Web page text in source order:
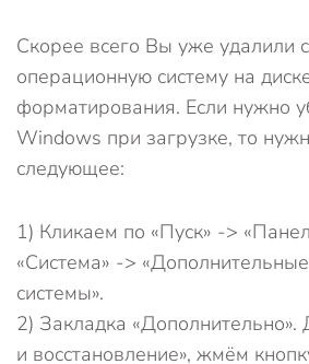
Скорее всего Вы уже удалили
операционную систему на
форматирования. Если нужно
Windows при загрузке, то
следующее:
1) Кликаем по «Пуск» ->
«Система» ->
системы».
2) Закладка «Дополнительно».
и восстановление», жмём